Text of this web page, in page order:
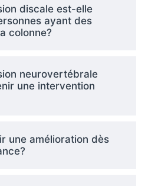
discale est-elle
ayant des
colonne?
neurovertébrale
une intervention
une amélioration dès